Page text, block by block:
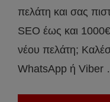
πελάτη και σας
SEO έως και
νέου πελάτη;
WhatsApp ή Viber